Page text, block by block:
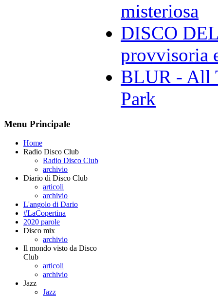
misteriosa
DISCO
provvisoria
BLUR - All
Park
Menu Principale
Home
Radio Disco Club
Radio Disco Club
archivio
Diario di Disco Club
articoli
archivio
L'angolo di Dario
#LaCopertina
2020 parole
Disco mix
archivio
Il mondo visto da Disco
Club
articoli
archivio
Jazz
Jazz